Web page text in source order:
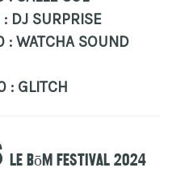
DJ SURPRISE
WATCHA SOUND
: GLITCH
Le BōM Festival 2024